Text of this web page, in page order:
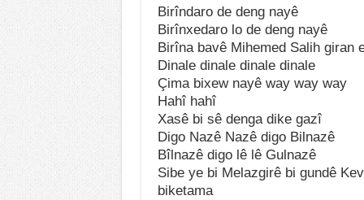
Birîndaro de deng nayê
Birînxedaro lo de deng nayê
Birîna bavê Mihemed Salih giran
Dinale dinale dinale dinale
Çima bixew nayê way way way
Hahî hahî
Xasê bi sê denga dike gazî
Digo Nazê Nazê digo Bilnazê
Bîlnazê digo lê lê Gulnazê
Sibe ye bi Melazgirê bi gundê
biketama